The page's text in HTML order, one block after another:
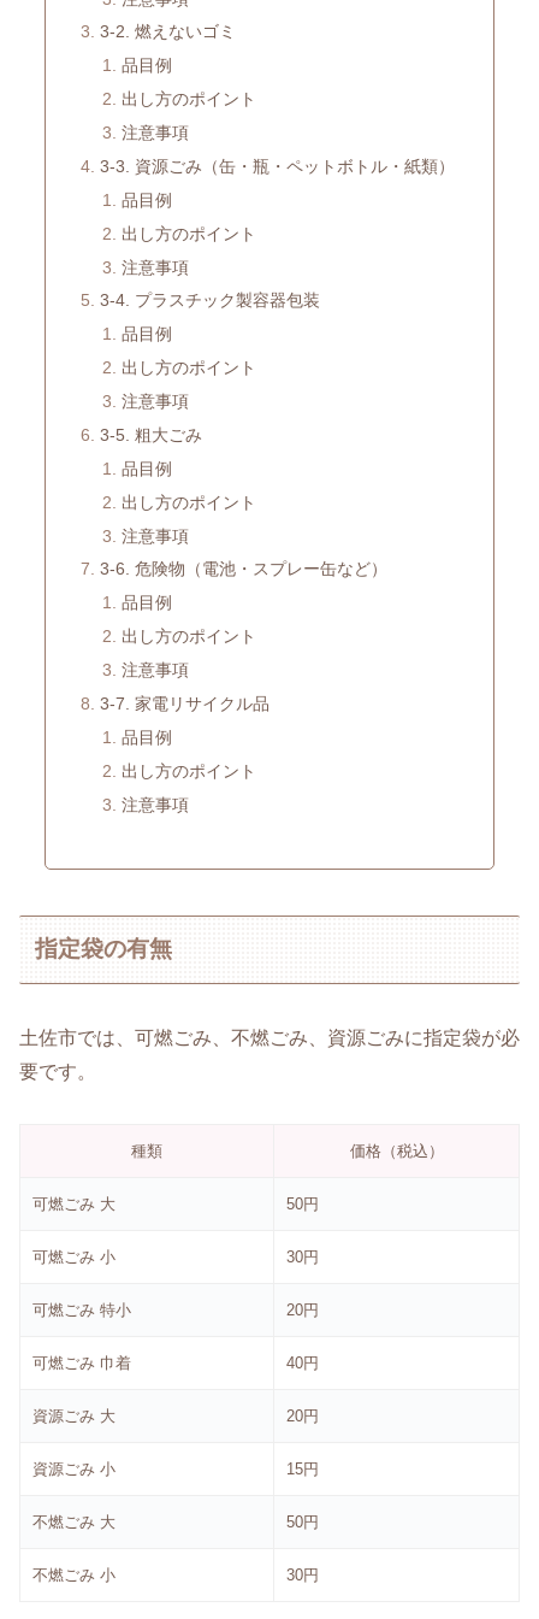
3-2. 燃えないゴミ
品目例
出し方のポイント
注意事項
3-3. 資源ごみ（缶・瓶・ペットボトル・紙類）
品目例
出し方のポイント
注意事項
3-4. プラスチック製容器包装
品目例
出し方のポイント
注意事項
3-5. 粗大ごみ
品目例
出し方のポイント
注意事項
3-6. 危険物（電池・スプレー缶など）
品目例
出し方のポイント
注意事項
3-7. 家電リサイクル品
品目例
出し方のポイント
注意事項
指定袋の有無
土佐市では、可燃ごみ、不燃ごみ、資源ごみに指定袋が必
要です。
種類 価格（税込）
可燃ごみ 大 50円
可燃ごみ 小 30円
可燃ごみ 特小 20円
可燃ごみ 巾着 40円
資源ごみ 大 20円
資源ごみ 小 15円
不燃ごみ 大 50円
不燃ごみ 小 30円